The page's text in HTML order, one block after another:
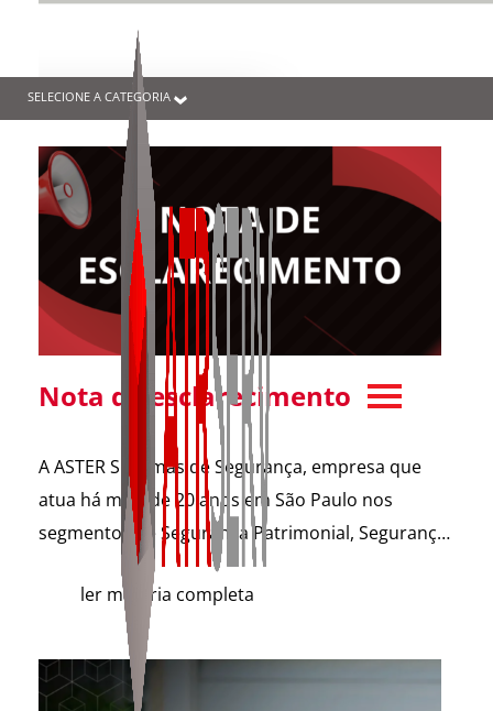
SELECIONE A CATEGORIA
Nota de esclarecimento
A ASTER Sistemas de Segurança, empresa que
atua há mais de 20 anos em São Paulo nos
segmentos de Segurança Patrimonial, Segurança
Pessoal, Portaria e Facilities, vem a público
esclarecer que não possui qualquer relação
societária, comercial ou de atuação com o Grupo
Aster citado em recentes matérias jornalísticas
sobre a operação da Polícia Federal no setor […]
ler matéria completa